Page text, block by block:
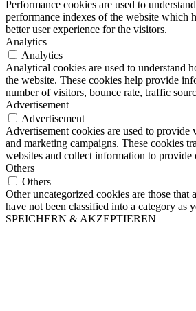
Performance cookies are used to
performance indexes of the website which
better user experience for the visitors.
Analytics
Analytics
Analytical cookies are used to understand
the website. These cookies help provide
number of visitors, bounce rate, traffic
Advertisement
Advertisement
Advertisement cookies are used to provide
and marketing campaigns. These cookies
websites and collect information to provide
Others
Others
Other uncategorized cookies are those that
have not been classified into a category as
SPEICHERN & AKZEPTIEREN